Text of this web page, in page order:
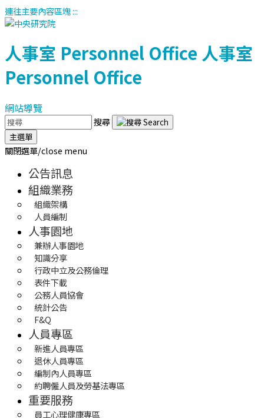
連往主要內容區塊:::
人事室 Personnel Office 人事室
Personnel Office
網站導覽
搜尋
主選單
關閉選單/close menu
公告訊息
組織業務
組織架構
人員編制
人事園地
兼辦人事園地
知識分享
行政中立及公務倫理
表件下載
公務人員協會
統計公告
F&Q
人員專區
新進人員專區
退休人員專區
編制內人員專區
約聘僱人員及勞基法專區
重要服務
員工心理健康專區